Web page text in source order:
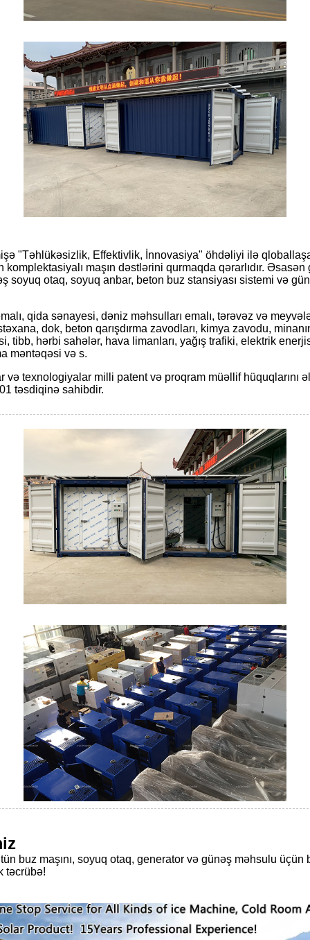
"Təhlükəsizlik, Effektivlik, İnnovasiya" öhdəliyi ilə
maşın dəstlərini qurmaqda qərarlıdır. Əsasən
soyuq otaq, soyuq anbar, beton buz stansiyası sistemi və
qida sənayesi, dəniz məhsulları emalı, tərəvəz və
dok, beton qarışdırma zavodları, kimya zavodu,
tibb, hərbi sahələr, hava limanları, yağış trafiki, elektrik
məntəqəsi və s.
və texnologiyalar milli patent və proqram müəllif hüquqlarını
təsdiqinə sahibdir.
buz maşını, soyuq otaq, generator və günəş məhsulu üçün
təcrübə!